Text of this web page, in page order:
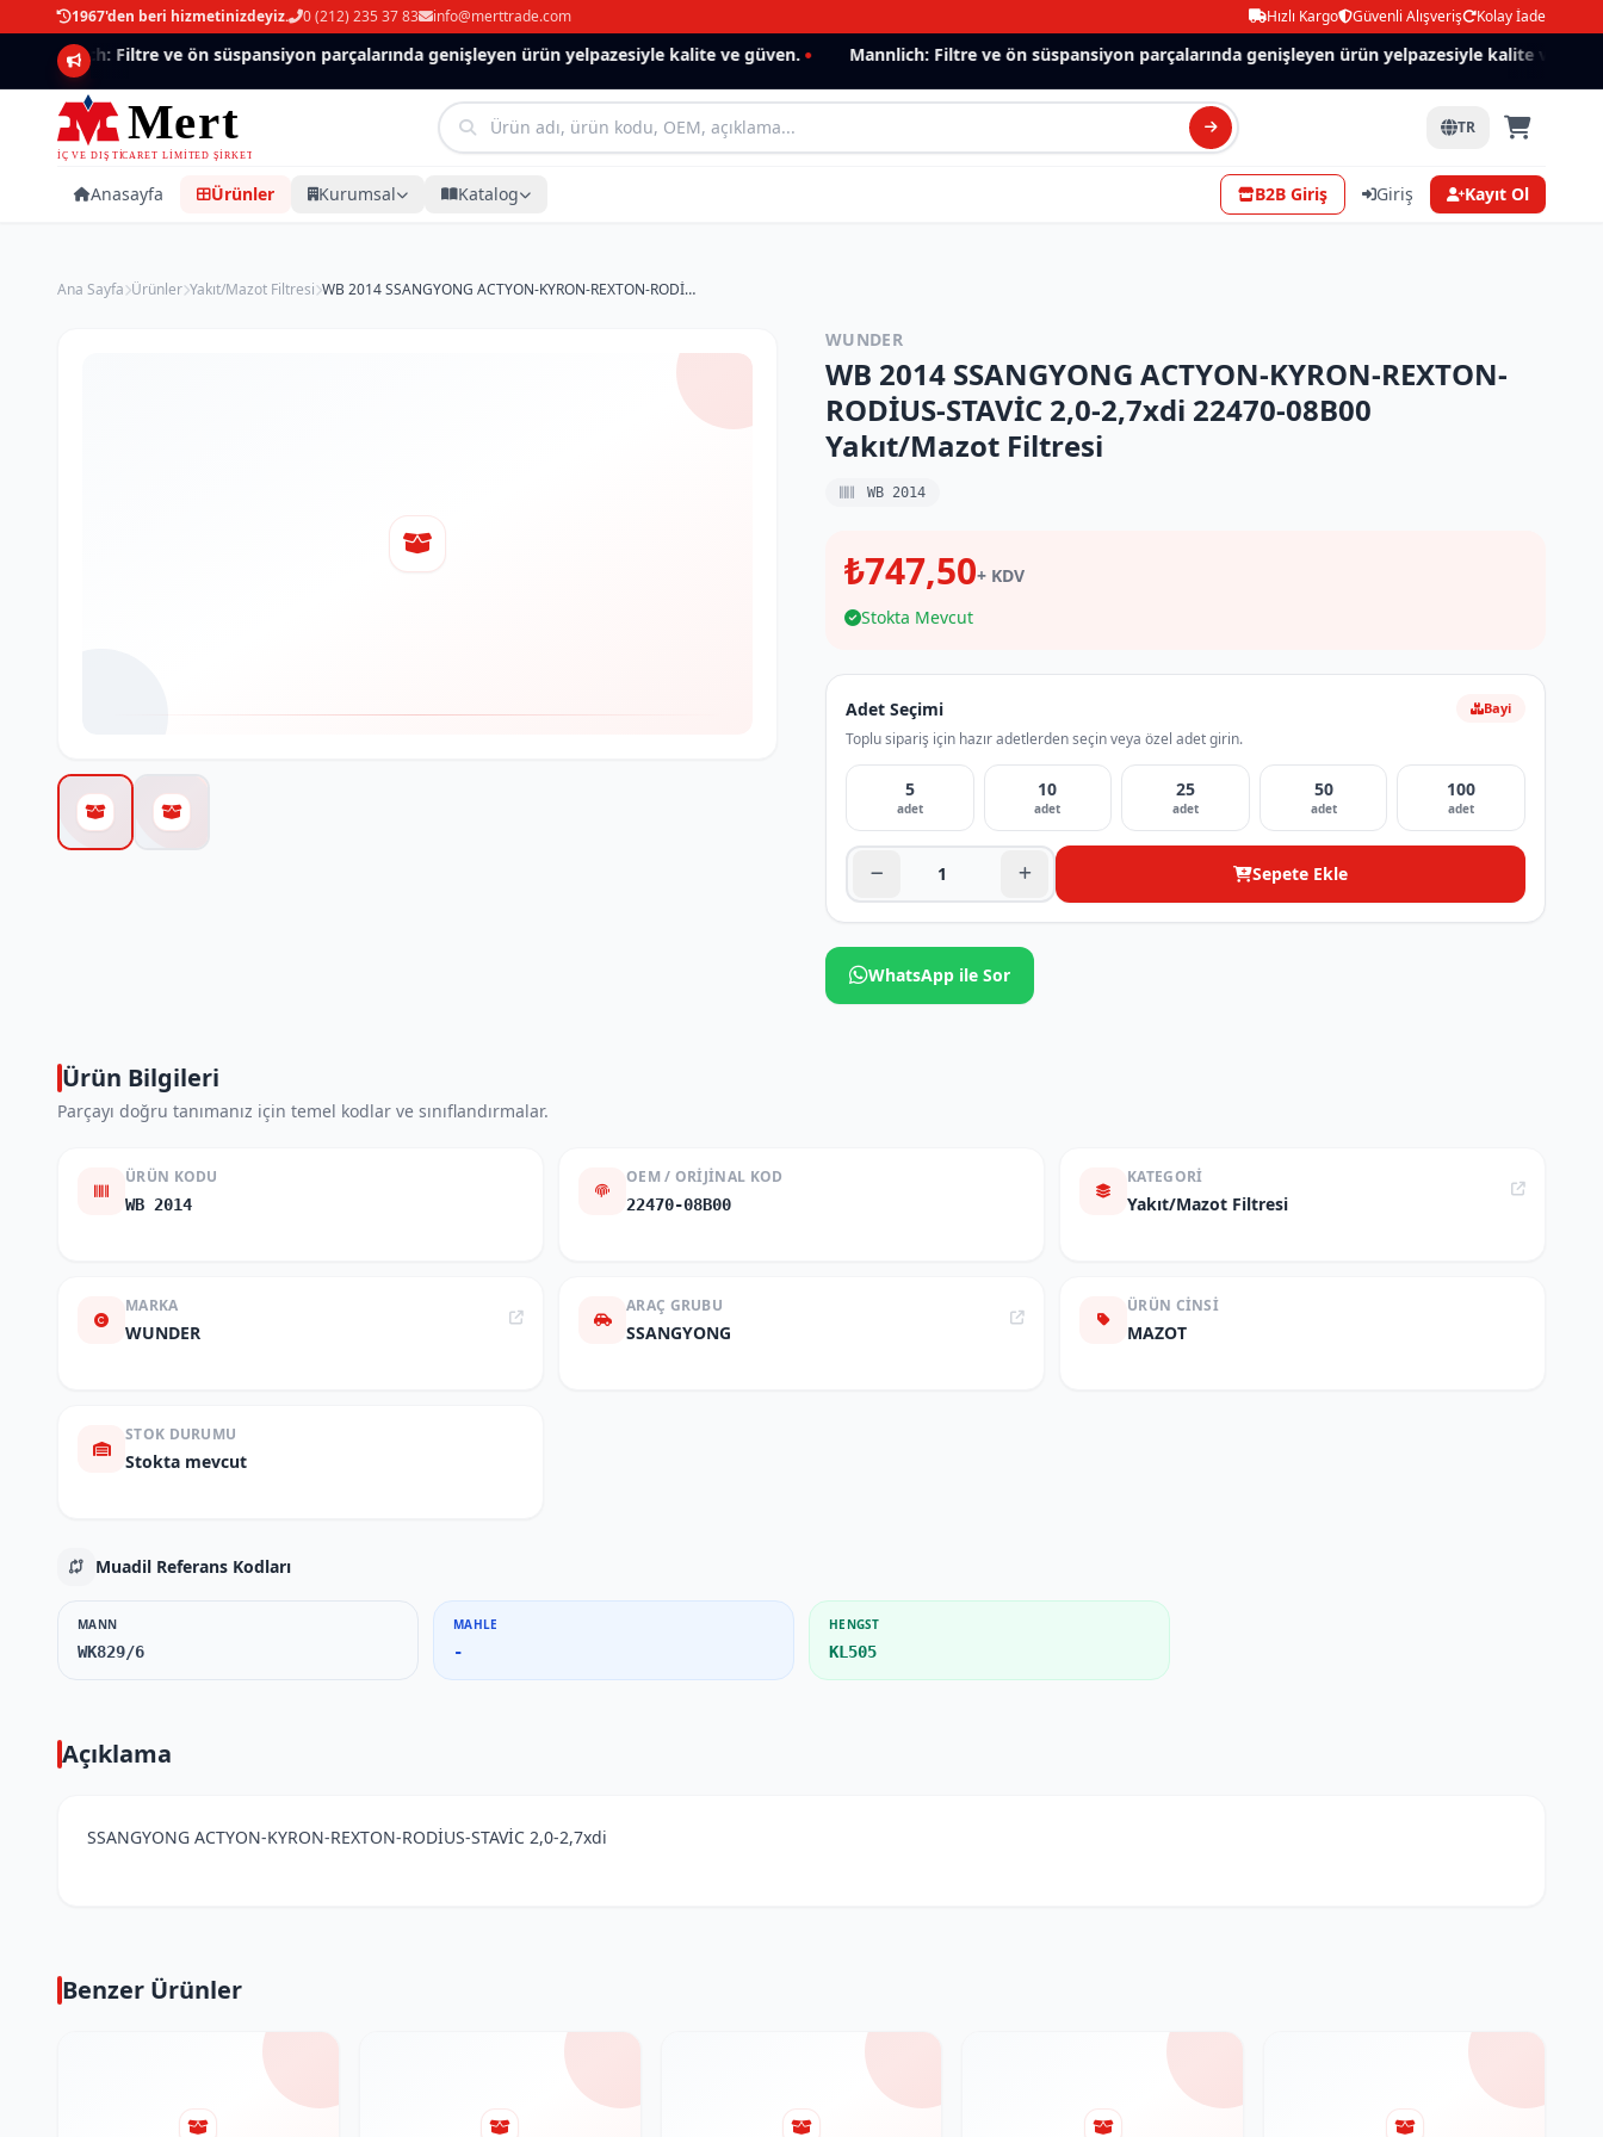
1967'den beri hizmetinizdeyiz. 0 (212) 235 37 83 info@merttrade.com Hızlı Kargo Güvenli Alışveriş Kolay İade
Mannlich: Filtre ve ön süspansiyon parçalarında genişleyen ürün yelpazesiyle kalite ve güven. Mannlich: Filtre ve ön süspansiyon parçalarında genişleyen ürün yelpazesiyle kalite ve güven.
TR
Anasayfa Ürünler Kurumsal Katalog B2B Giriş Giriş Kayıt Ol
Ana Sayfa Ürünler Yakıt/Mazot Filtresi WB 2014 SSANGYONG ACTYON-KYRON-REXTON-RODİUS-STAVİC 2,0-2,7xdi 22470-08B00 Yakıt/Mazot Filtresi
WUNDER
WB 2014 SSANGYONG ACTYON-KYRON-REXTON-
RODİUS-STAVİC 2,0-2,7xdi 22470-08B00
Yakıt/Mazot Filtresi
WB 2014
₺747,50+ KDV
Stokta Mevcut
Adet Seçimi
Toplu sipariş için hazır adetlerden seçin veya özel adet girin.
Bayi
5
adet
10
adet
25
adet
50
adet
100
adet
Sepete Ekle
WhatsApp ile Sor
Ürün Bilgileri
Parçayı doğru tanımanız için temel kodlar ve sınıflandırmalar.
ÜRÜN KODU
WB 2014
OEM / ORIJINAL KOD
22470-08B00
KATEGORI
Yakıt/Mazot Filtresi
MARKA
WUNDER
ARAÇ GRUBU
SSANGYONG
ÜRÜN CINSI
MAZOT
STOK DURUMU
Stokta mevcut
Muadil Referans Kodları
MANN
WK829/6
MAHLE
-
HENGST
KL505
Açıklama
SSANGYONG ACTYON-KYRON-REXTON-RODİUS-STAVİC 2,0-2,7xdi
Benzer Ürünler